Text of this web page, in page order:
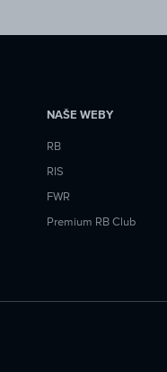
NAŠE WEBY
RB
RIS
FWR
Premium RB Club